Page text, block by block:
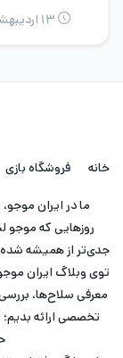
۱۳ اردیبهشت ۱۴۰۰
خانه فروشگاه بازی
روزهایی که موجو
جدی‌تر از همیشه
توی وبلاگ ایران
معرفی سلاح‌ها،
تخصصی ارائه